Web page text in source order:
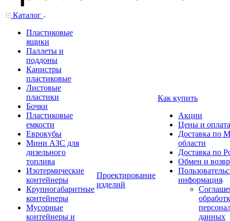
Каталог
Пластиковые
ящики
Паллеты и
поддоны
Канистры
пластиковые
Листовые
пластики
Бочки
Пластиковые
емкости
Еврокубы
Мини АЗС для
дизельного
топлива
Изотермические
контейнеры
Крупногабаритные
контейнеры
Мусорные
контейнеры и
Проектирование
изделий
Как купить
Акции
Цены и оплата
Доставка по
области
Доставка по
Обмен и
информация
данных